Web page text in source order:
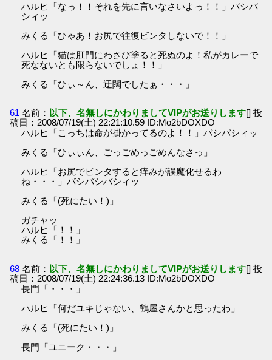
ハルヒ「なっ！！それを先に言いなさいよっ！！」バシバ
シィッ
みくる「ひゃあ！お尻で往復ビンタしないで！！」
ハルヒ「猫は肛門にわさび塗ると死ぬのよ！私がカレーで
死なないとも限らないでしょ！！」
みくる「ひぃ～ん、迂闊でしたぁ・・・」
61 名前： 以下、名無しにかわりましてVIPがお送りします[] 投
稿日：2008/07/19(土) 22:21:10.59 ID:Mo2bDOXDO
ハルヒ「こっちは命が掛かってるのよ！！」バシバシィッ
みくる「ひぃぃん、ごっごめっごめんなさっ」
ハルヒ「お尻でビンタすると痒みが誤魔化せるわ
ね・・・」バシバシバシィッ
みくる「(死にたい！)」
ガチャッ
ハルヒ「！！」
みくる「！！」
68 名前： 以下、名無しにかわりましてVIPがお送りします[] 投
稿日：2008/07/19(土) 22:24:36.13 ID:Mo2bDOXDO
長門「・・・」
ハルヒ「何だユキじゃない、鶴屋さんかと思ったわ」
みくる「(死にたい！)」
長門「ユニーク・・・」